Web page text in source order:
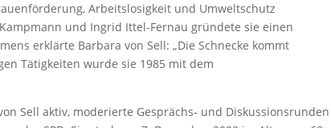
Arbeitslosigkeit und Umweltschutz
und Ingrid Ittel-Fernau gründete sie einen
erklärte Barbara von Sell: „Die Schnecke kommt
Tätigkeiten wurde sie 1985 mit dem
Sell aktiv, moderierte Gesprächs- und Diskussionsrunden